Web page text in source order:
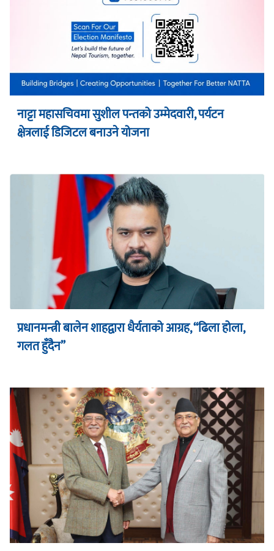
नाट्टा महासचिवमा सुशील पन्तको उम्मेदवारी, पर्यटन
क्षेत्रलाई डिजिटल बनाउने योजना
प्रधानमन्त्री बालेन शाहद्वारा धैर्यताको आग्रह, “ढिला होला,
गलत हुँदैन”